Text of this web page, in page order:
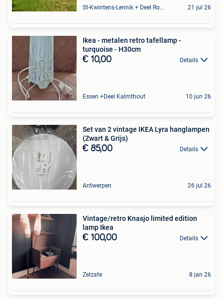
St-Kwintens-Lennik + Deel Roosdaal 21 jul 26
Ikea - metalen retro tafellamp -
turquoise - H30cm
€ 10,00 Details
Essen +Deel Kalmthout 10 jun 26
Set van 2 vintage IKEA Lyra hanglampen
(Zwart & Grijs)
€ 85,00 Details
Antwerpen 26 jul 26
Vintage/retro Knasjo limited edition
lamp Ikea
€ 100,00 Details
Zelzate 8 jan 26